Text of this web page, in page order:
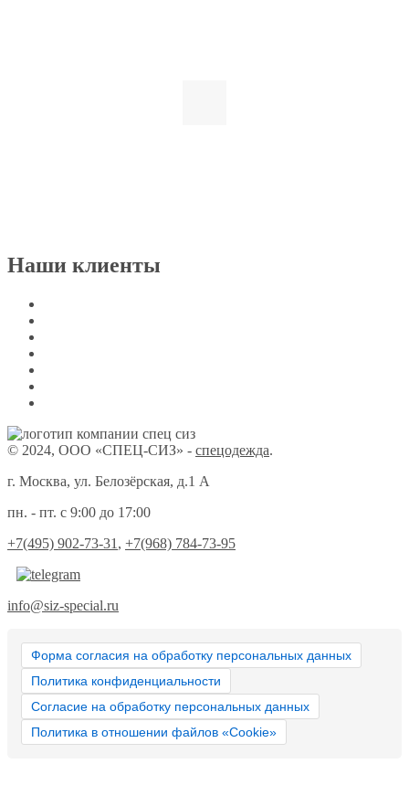
Наши клиенты
© 2024, ООО «СПЕЦ-СИЗ» - спецодежда.
г. Москва, ул. Белозёрская, д.1 А
пн. - пт. с 9:00 до 17:00
+7(495) 902-73-31 , +7(968) 784-73-95
info@siz-special.ru
Форма согласия на обработку персональных данных
Политика конфиденциальности
Согласие на обработку персональных данных
Политика в отношении файлов «Cookie»